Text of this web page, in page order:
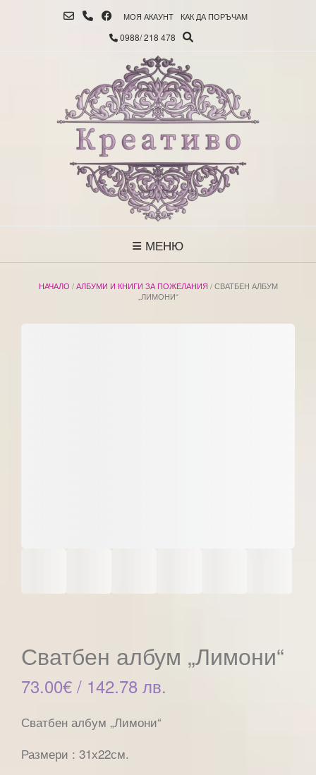
МОЯ АКАУНТ КАК ДА ПОРЪЧАМ
0988/ 218 478
МЕНЮ
НАЧАЛО /АЛБУМИ И КНИГИ ЗА ПОЖЕЛАНИЯ / СВАТБЕН АЛБУМ
„ЛИМОНИ“
Сватбен албум „Лимони“
73.00€ / 142.78 лв.
Сватбен албум „Лимони“
Размери : 31х22см.